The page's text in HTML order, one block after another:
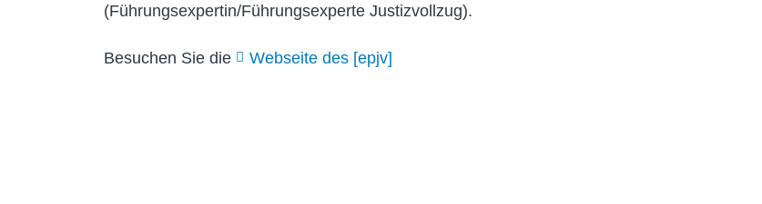
(Führungsexpertin/Führungsexperte Justizvollzug).
Besuchen Sie die Webseite des [epjv]